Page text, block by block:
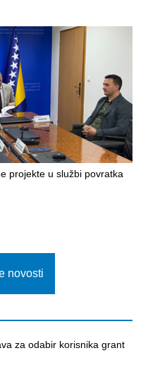
projekte u službi povratka
novosti
za odabir korisnika grant